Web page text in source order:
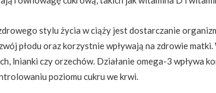
stylu życia w ciąży jest dostarczanie
płodu oraz korzystnie wpływają na zdrowie
lnianki czy orzechów. Działanie omega-3 wpływa
poziomu cukru we krwi.